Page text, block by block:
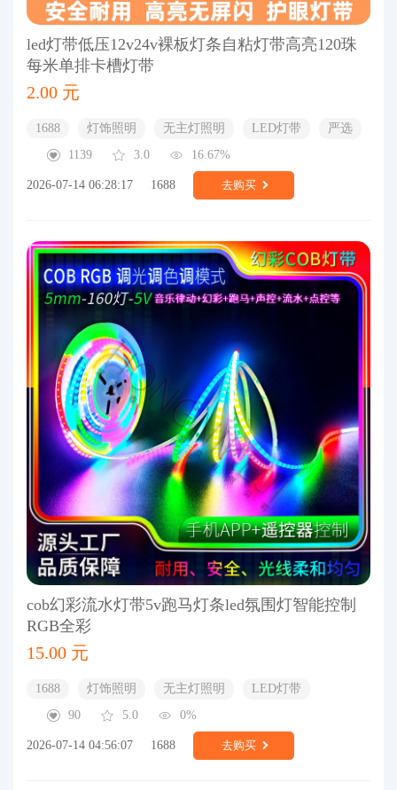
led灯带低压12v24v裸板灯条自粘灯带高亮120珠
每米单排卡槽灯带
2.00 元
1688 灯饰照明 无主灯照明 LED灯带
严选
1139
3.0 16.67%
2026-07-14 06:28:17 1688 去购买
cob幻彩流水灯带5v跑马灯条led氛围灯智能控制
RGB全彩
15.00 元
1688 灯饰照明 无主灯照明
LED灯带
90
5.0 0%
2026-07-14 04:56:07 1688 去购买